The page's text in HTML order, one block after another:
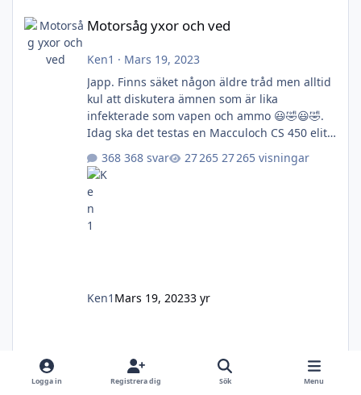
Motorsåg yxor och ved
Motorsåg yxor och ved
Ken1 · Mars 19, 2023
Japp. Finns säket någon äldre tråd men alltid
kul att diskutera ämnen som är lika
infekterade som vapen och ammo 😃🤣😃🤣.
Idag ska det testas en Macculoch CS 450 elite.
Ett arvegods som pga min lathet fått stå i två
år. Någon hade varit på och skruvat på den så
den gick som en kratta (den som sett en
kratta gå förstår😆) så efter ett besök till jula
och ett inköp av deras förgasarinställningskit
tog det mej 5min att få sågen att ryta. Sågen
368 svar 27 265 visningar
Ken1 Mars 19, 20233 yr
Logga in Registrera dig Sök Menu